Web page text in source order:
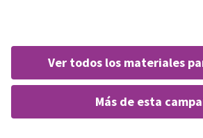
ver todos los materiales
más de esta